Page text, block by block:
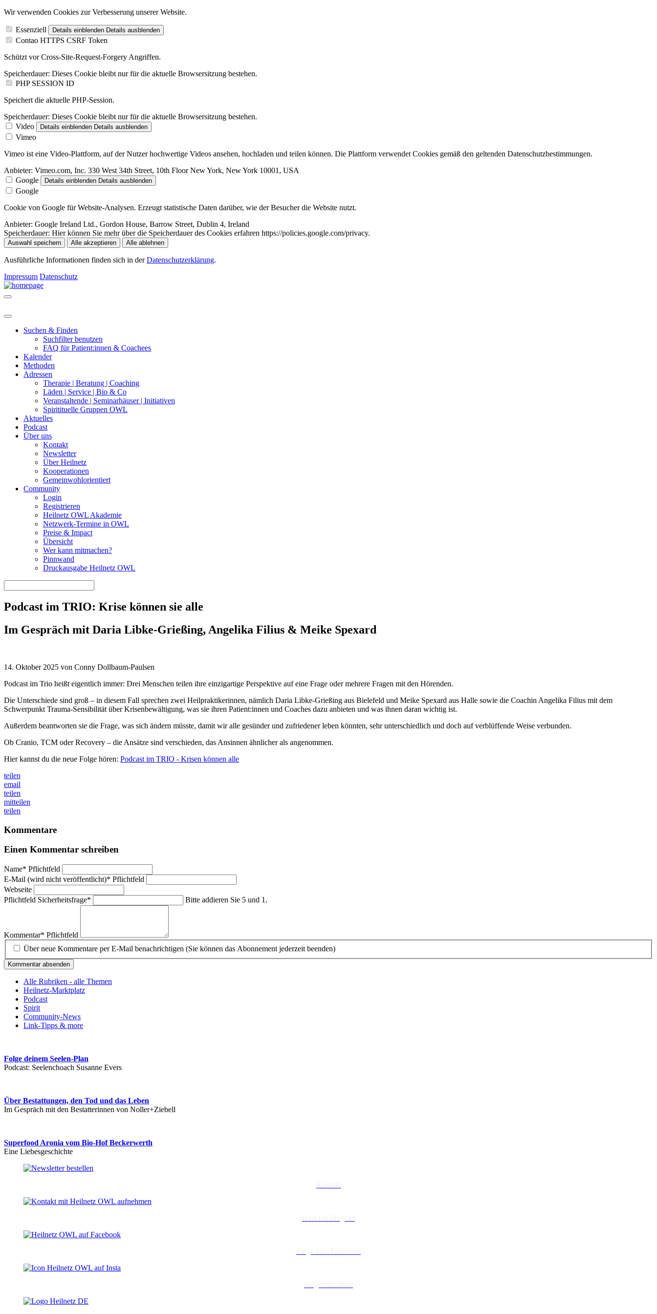
Wir verwenden Cookies zur Verbesserung unserer Website.
Essenziell Details einblenden Details ausblenden
Contao HTTPS CSRF Token
Schützt vor Cross-Site-Request-Forgery Angriffen.
Speicherdauer: Dieses Cookie bleibt nur für die aktuelle Browsersitzung bestehen.
PHP SESSION ID
Speichert die aktuelle PHP-Session.
Speicherdauer: Dieses Cookie bleibt nur für die aktuelle Browsersitzung bestehen.
Video
Details einblenden Details ausblenden
Vimeo
Vimeo ist eine Video-Plattform, auf der Nutzer hochwertige Videos ansehen, hochladen und teilen können. Die Plattform verwendet Cookies gemäß den geltenden Datenschutzbestimmungen.
Anbieter: Vimeo.com, Inc. 330 West 34th Street, 10th Floor New York, New York 10001, USA
Google
Details einblenden Details ausblenden
Google
Cookie von Google für Website-Analysen. Erzeugt statistische Daten darüber, wie der Besucher die Website nutzt.
Anbieter: Google Ireland Ltd., Gordon House, Barrow Street, Dublin 4, Ireland
Speicherdauer: Hier können Sie mehr über die Speicherdauer des Cookies erfahren https://policies.google.com/privacy.
Auswahl speichern Alle akzeptieren Alle ablehnen
Ausführliche Informationen finden sich in derDatenschutzerklärung.
Impressum Datenschutz
Suchen & Finden
Suchfilter benutzen
FAQ für Patient:innen & Coachees
Kalender
Methoden
Adressen
Therapie | Beratung | Coaching
Läden | Service | Bio & Co
Veranstaltende | Seminarhäuser | Initiativen
Spiritituelle Gruppen OWL
Aktuelles
Podcast
Über uns
Kontakt
Newsletter
Über Heilnetz
Kooperationen
Gemeinwohlorientiert
Community
Login
Registrieren
Heilnetz OWL Akademie
Netzwerk-Termine in OWL
Preise & Impact
Übersicht
Wer kann mitmachen?
Pinnwand
Druckausgabe Heilnetz OWL
Podcast im TRIO: Krise können sie alle
Im Gespräch mit Daria Libke-Grießing, Angelika Filius & Meike Spexard
14. Oktober 2025 von Conny Dollbaum-Paulsen
Podcast im Trio heißt eigentlich immer: Drei Menschen teilen ihre einzigartige Perspektive auf eine Frage oder mehrere Fragen mit den Hörenden.
Die Unterschiede sind groß – in diesem Fall sprechen zwei Heilpraktikerinnen, nämlich Daria Libke-Grießing aus Bielefeld und Meike Spexard aus Halle sowie die Coachin Angelika Filius mit dem
Schwerpunkt Trauma-Sensibilität über Krisenbewältigung, was sie ihren Patient:innen und Coaches dazu anbieten und was ihnen daran wichtig ist.
Außerdem beantworten sie die Frage, was sich ändern müsste, damit wir alle gesünder und zufriedener leben könnten, sehr unterschiedlich und doch auf verblüffende Weise verbunden.
Ob Cranio, TCM oder Recovery – die Ansätze sind verschieden, das Ansinnen ähnlicher als angenommen.
Hier kannst du die neue Folge hören: Podcast im TRIO - Krisen können alle
teilen
email
teilen
mitteilen
teilen
Kommentare
Einen Kommentar schreiben
Name* Pflichtfeld
E-Mail (wird nicht veröffentlicht)* Pflichtfeld
Webseite
Pflichtfeld Sicherheitsfrage* Bitte addieren Sie 5 und 1.
Kommentar* Pflichtfeld
Über neue Kommentare per E-Mail benachrichtigen (Sie können das Abonnement jederzeit beenden)
Kommentar absenden
Alle Rubriken - alle Themen
Heilnetz-Marktplatz
Podcast
Spirit
Community-News
Link-Tipps & more
Folge deinem Seelen-Plan
Podcast: Seelenchoach Susanne Evers
Über Bestattungen, den Tod und das Leben
Im Gespräch mit den Bestatterinnen von Noller+Ziebell
Superfood Aronia vom Bio-Hof Beckerwerth
Eine Liebesgeschichte